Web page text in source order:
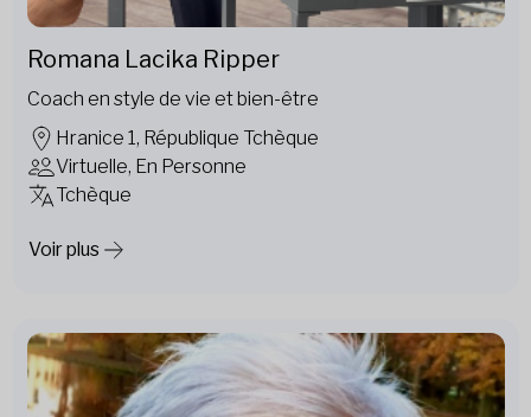
Romana Lacika Ripper
Coach en style de vie et bien-être
Hranice 1, République Tchèque
Virtuelle, En Personne
Tchèque
Voir plus